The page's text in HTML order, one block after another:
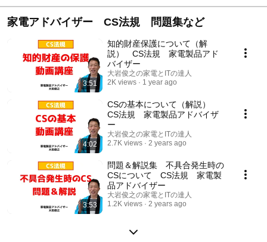
家電アドバイザー CS法規 問題集など
3:51
知的財産保護について（解
説） CS法規 家電製品アド
バイザー
大岩俊之の家電とITの達人
2K views
1 year ago
4:02
CSの基本について（解説）
CS法規 家電製品アドバイザ
ー
大岩俊之の家電とITの達人
2.7K views
2 years ago
3:53
問題＆解説集 不具合発生時の
CSについて CS法規 家電製
品アドバイザー
大岩俊之の家電とITの達人
1.2K views
2 years ago